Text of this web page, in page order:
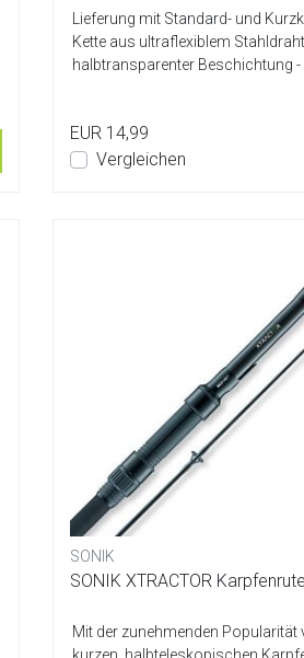
Lieferung mit Standard- und
Kette aus ultraflexiblem
halbtransparenter Beschichtung -
EUR 14,99
Vergleichen
SONIK
SONIK XTRACTOR Karpfenrute
Mit der zunehmenden Popularität